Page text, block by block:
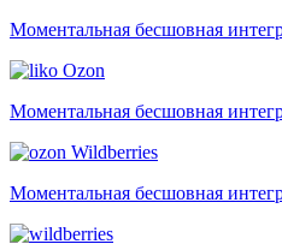
Моментальная бесшовная
Ozon
Моментальная бесшовная
Wildberries
Моментальная бесшовная